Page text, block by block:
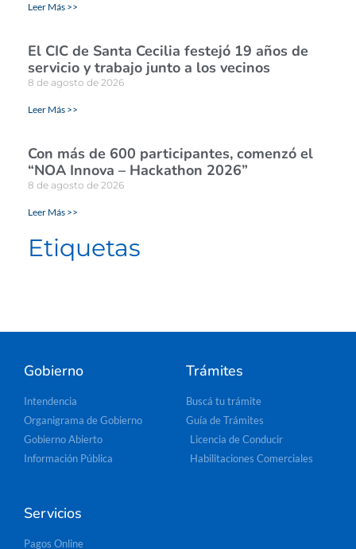
Leer Más >>
El CIC de Santa Cecilia festejó 19 años de
servicio y trabajo junto a los vecinos
8 de agosto de 2026
Leer Más >>
Con más de 600 participantes, comenzó el
“NOA Innova – Hackathon 2026”
8 de agosto de 2026
Leer Más >>
Etiquetas
Gobierno
Intendencia
Organigrama de Gobierno
Gobierno Abierto
Información Pública
Trámites
Buscá tu trámite
Guía de Trámites
Licencia de Conducir
Habilitaciones Comerciales
Servicios
Pagos Online